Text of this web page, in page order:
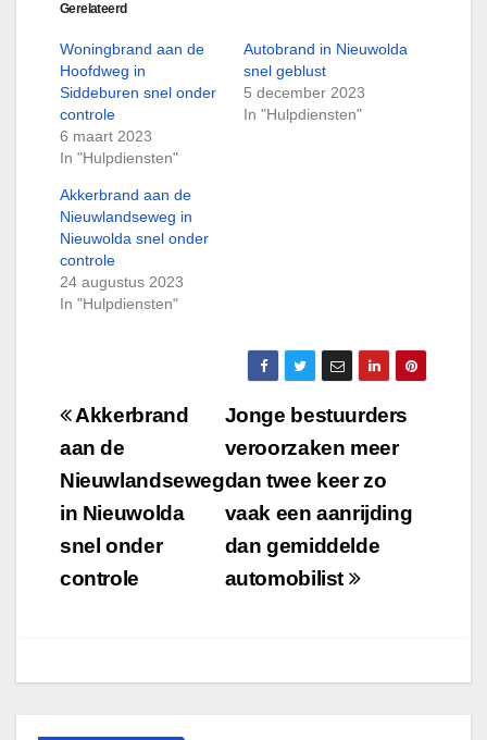
Gerelateerd
Woningbrand aan de
Hoofdweg in
Siddeburen snel onder
controle
6 maart 2023
In "Hulpdiensten"
Autobrand in Nieuwolda
snel geblust
5 december 2023
In "Hulpdiensten"
Akkerbrand aan de
Nieuwlandseweg in
Nieuwolda snel onder
controle
24 augustus 2023
In "Hulpdiensten"
Bericht
navigatie
Jonge bestuurders
veroorzaken meer
dan twee keer zo
vaak een aanrijding
dan gemiddelde
automobilist
Akkerbrand
aan de
Nieuwlandseweg
in Nieuwolda
snel onder
controle